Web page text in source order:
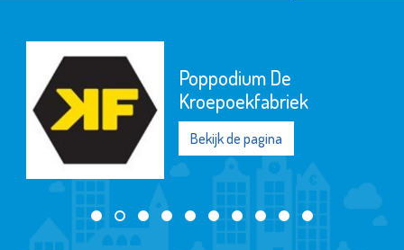
Poppodium De
Kroepoekfabriek
Bekijk de pagina